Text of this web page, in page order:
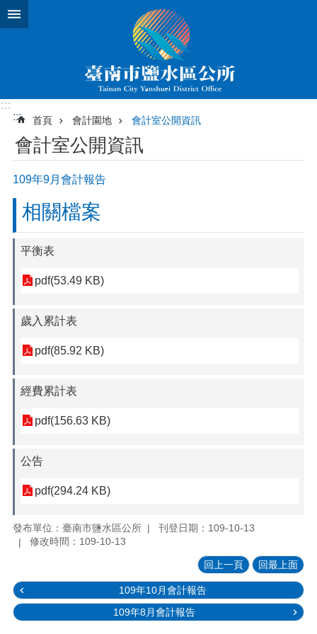
跳到主要內容區塊
:::
:::
首頁 會計園地 會計室公開資訊
會計室公開資訊
109年9月會計報告
相關檔案
平衡表
pdf(53.49 KB)
歲入累計表
pdf(85.92 KB)
經費累計表
pdf(156.63 KB)
公告
pdf(294.24 KB)
發布單位：臺南市鹽水區公所
刊登日期：109-10-13
修改時間：109-10-13
回上一頁 回最上面
109年10月會計報告
109年8月會計報告